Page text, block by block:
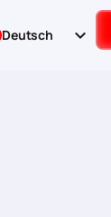
Deutsch